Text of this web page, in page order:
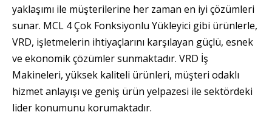
yaklaşımı ile müşterilerine her zaman en iyi çözümleri
sunar. MCL 4 Çok Fonksiyonlu Yükleyici gibi ürünlerle,
VRD, işletmelerin ihtiyaçlarını karşılayan güçlü, esnek
ve ekonomik çözümler sunmaktadır. VRD İş
Makineleri, yüksek kaliteli ürünleri, müşteri odaklı
hizmet anlayışı ve geniş ürün yelpazesi ile sektördeki
lider konumunu korumaktadır.